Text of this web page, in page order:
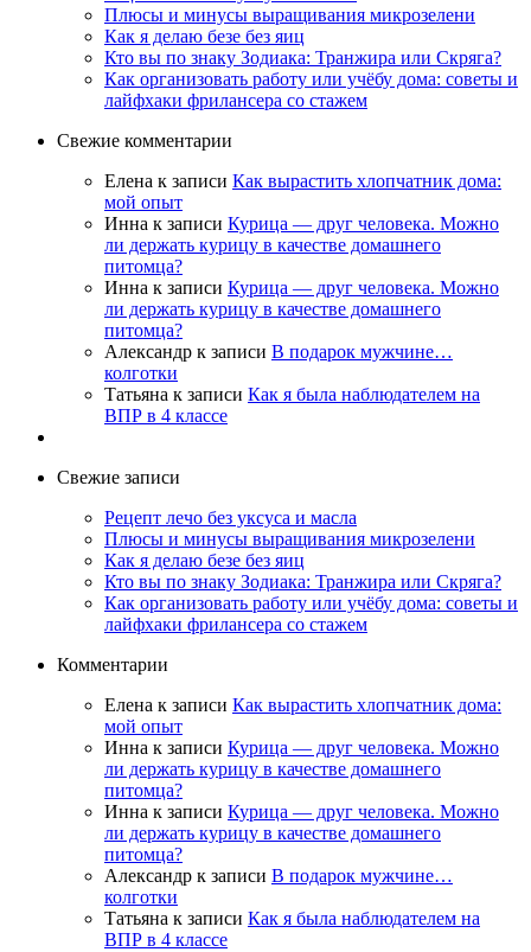
Плюсы и минусы выращивания микрозелени
Как я делаю безе без яиц
Кто вы по знаку Зодиака: Транжира или Скряга?
Как организовать работу или учёбу дома: советы и
лайфхаки фрилансера со стажем
Свежие комментарии
Елена к записи Как вырастить хлопчатник дома:
мой опыт
Инна к записи Курица — друг человека. Можно
ли держать курицу в качестве домашнего
питомца?
Инна к записи Курица — друг человека. Можно
ли держать курицу в качестве домашнего
питомца?
Александр к записи В подарок мужчине…
колготки
Татьяна к записи Как я была наблюдателем на
ВПР в 4 классе
Свежие записи
Рецепт лечо без уксуса и масла
Плюсы и минусы выращивания микрозелени
Как я делаю безе без яиц
Кто вы по знаку Зодиака: Транжира или Скряга?
Как организовать работу или учёбу дома: советы и
лайфхаки фрилансера со стажем
Комментарии
Елена к записи Как вырастить хлопчатник дома:
мой опыт
Инна к записи Курица — друг человека. Можно
ли держать курицу в качестве домашнего
питомца?
Инна к записи Курица — друг человека. Можно
ли держать курицу в качестве домашнего
питомца?
Александр к записи В подарок мужчине…
колготки
Татьяна к записи Как я была наблюдателем на
ВПР в 4 классе